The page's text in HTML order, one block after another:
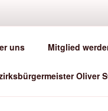
uns Mitglied
Oliver